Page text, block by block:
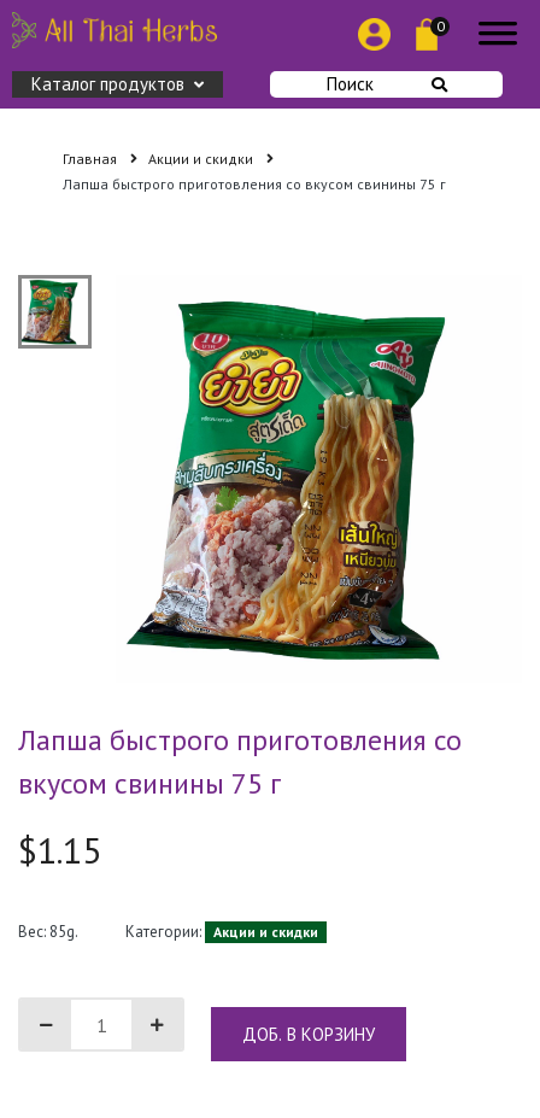
0
Каталог продуктов Поиск
Главная
Акции и скидки
Лапша быстрого приготовления со вкусом свинины 75 г
Лапша быстрого приготовления со
вкусом свинины 75 г
$1.15
Вес: 85g. Категории: Акции и скидки
ДОБ. В КОРЗИНУ